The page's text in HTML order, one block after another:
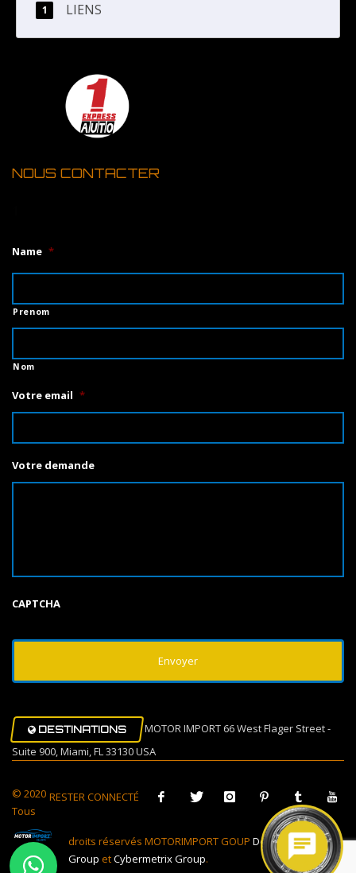
LIENS
NOUS CONTACTER
Name *
Prenom
Nom
Votre email *
Votre demande
CAPTCHA
DESTINATIONS
MOTOR IMPORT 66 West Flager Street -
Suite 900, Miami, FL 33130 USA
RESTER CONNECTÉ
© 2020
Tous
droits réservés MOTORIMPORT GOUP Design Muovi
Group etCybermetrix Group.